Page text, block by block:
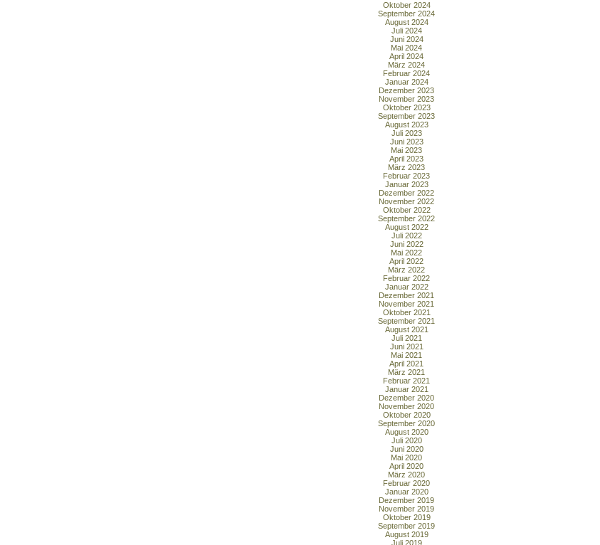
Oktober 2024
September 2024
August 2024
Juli 2024
Juni 2024
Mai 2024
April 2024
März 2024
Februar 2024
Januar 2024
Dezember 2023
November 2023
Oktober 2023
September 2023
August 2023
Juli 2023
Juni 2023
Mai 2023
April 2023
März 2023
Februar 2023
Januar 2023
Dezember 2022
November 2022
Oktober 2022
September 2022
August 2022
Juli 2022
Juni 2022
Mai 2022
April 2022
März 2022
Februar 2022
Januar 2022
Dezember 2021
November 2021
Oktober 2021
September 2021
August 2021
Juli 2021
Juni 2021
Mai 2021
April 2021
März 2021
Februar 2021
Januar 2021
Dezember 2020
November 2020
Oktober 2020
September 2020
August 2020
Juli 2020
Juni 2020
Mai 2020
April 2020
März 2020
Februar 2020
Januar 2020
Dezember 2019
November 2019
Oktober 2019
September 2019
August 2019
Juli 2019